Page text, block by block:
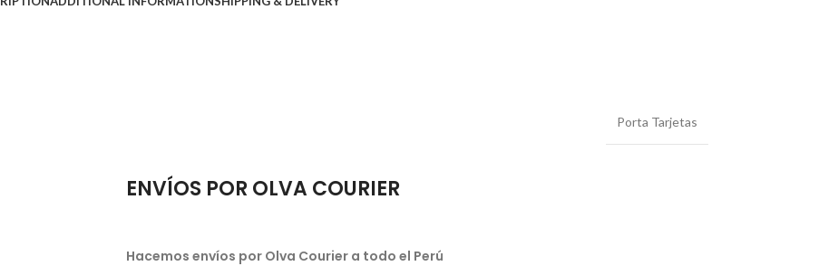
Porta Tarjetas
ENVÍOS POR OLVA COURIER
Hacemos envíos por Olva Courier a todo el Perú